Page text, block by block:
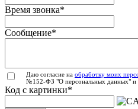
Время звонка*
Сообщение*
Даю согласие на обработку моих
№152-ФЗ "О персональных данных" и
Код с картинки*